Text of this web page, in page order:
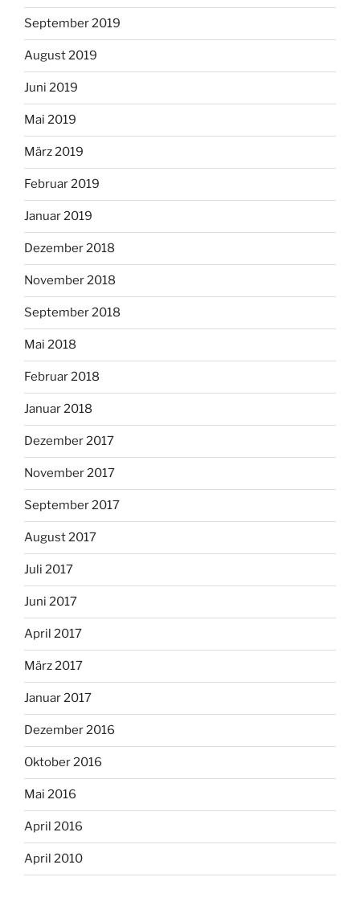
September 2019
August 2019
Juni 2019
Mai 2019
März 2019
Februar 2019
Januar 2019
Dezember 2018
November 2018
September 2018
Mai 2018
Februar 2018
Januar 2018
Dezember 2017
November 2017
September 2017
August 2017
Juli 2017
Juni 2017
April 2017
März 2017
Januar 2017
Dezember 2016
Oktober 2016
Mai 2016
April 2016
April 2010